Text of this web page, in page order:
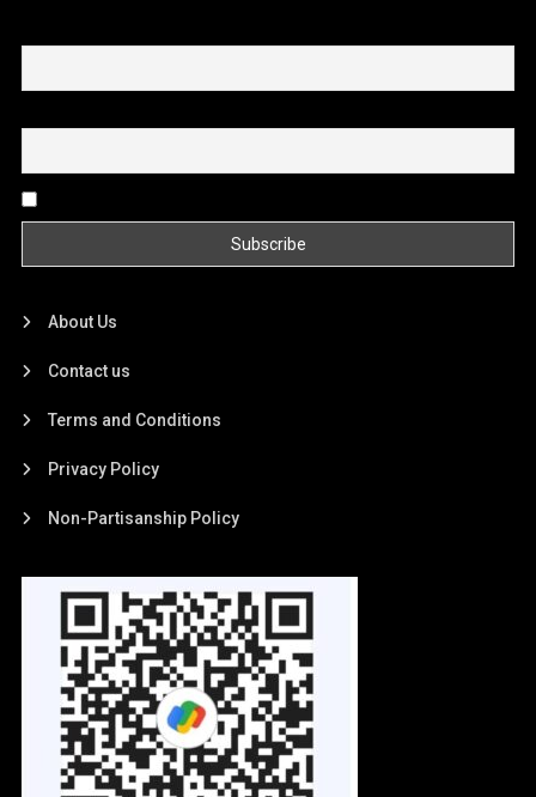
About Us
Contact us
Terms and Conditions
Privacy Policy
Non-Partisanship Policy